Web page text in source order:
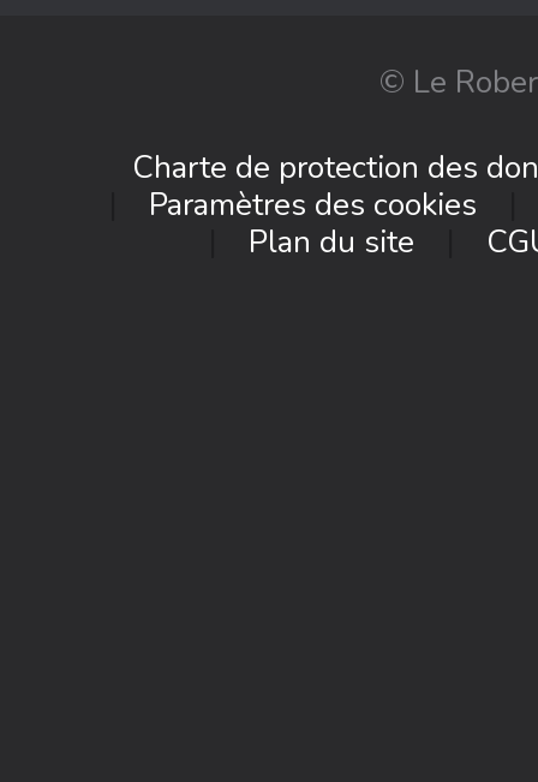
© Le
Charte de protection des
Paramètres des cookies
Plan du site